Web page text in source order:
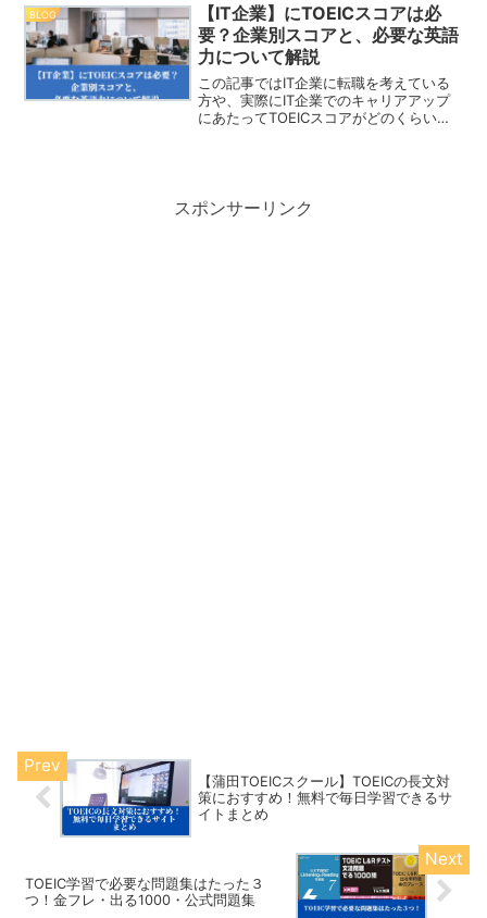
BLOG
【IT企業】にTOEICスコアは必
要？企業別スコアと、必要な英語
力について解説
この記事ではIT企業に転職を考えている
方や、実際にIT企業でのキャリアアップ
にあたってTOEICスコアがどのくらい必
スポンサーリンク
【蒲田TOEICスクール】TOEICの長文対
策におすすめ！無料で毎日学習できるサ
イトまとめ
TOEIC学習で必要な問題集はたった３
つ！金フレ・出る1000・公式問題集